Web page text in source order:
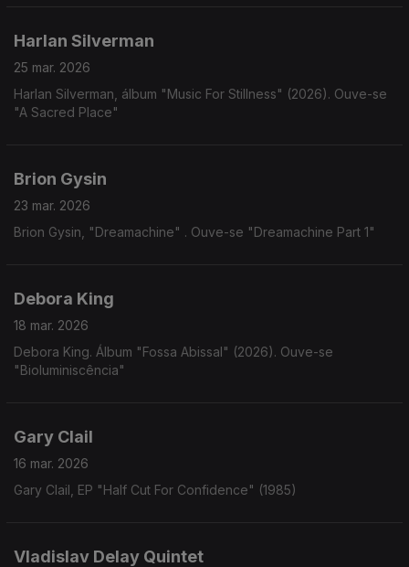
Harlan Silverman
25 mar. 2026
Harlan Silverman, álbum "Music For Stillness" (2026). Ouve-se
"A Sacred Place"
Brion Gysin
23 mar. 2026
Brion Gysin, "Dreamachine" . Ouve-se "Dreamachine Part 1"
Debora King
18 mar. 2026
Debora King. Álbum "Fossa Abissal" (2026). Ouve-se
"Bioluminiscência"
Gary Clail
16 mar. 2026
Gary Clail, EP "Half Cut For Confidence" (1985)
Vladislav Delay Quintet